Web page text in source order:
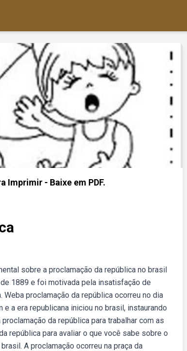
Imprimir - Baixe em PDF.
sobre a proclamação da república no brasil
1889 e foi motivada pela insatisfação de
proclamação da república ocorreu no dia
a era republicana iniciou no brasil, instaurando
da república para trabalhar com as
república para avaliar o que você sabe sobre o
A proclamação ocorreu na praça da